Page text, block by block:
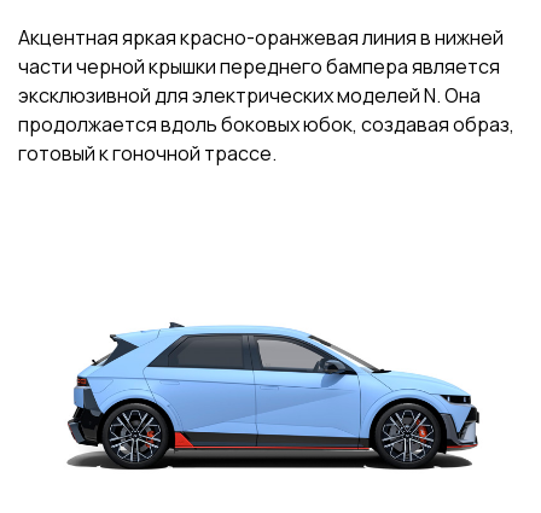
Акцентная яркая красно-оранжевая линия в нижней
части черной крышки переднего бампера является
эксклюзивной для электрических моделей N. Она
продолжается вдоль боковых юбок, создавая образ,
готовый к гоночной трассе.